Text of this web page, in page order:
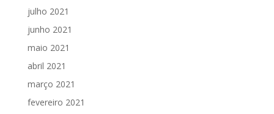
julho 2021
junho 2021
maio 2021
abril 2021
março 2021
fevereiro 2021